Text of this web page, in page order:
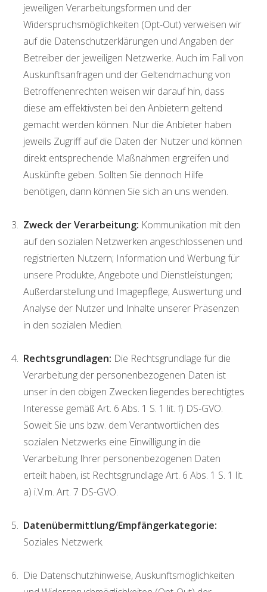
jeweiligen Verarbeitungsformen und der
Widerspruchsmöglichkeiten (Opt-Out) verweisen wir
auf die Datenschutzerklärungen und Angaben der
Betreiber der jeweiligen Netzwerke. Auch im Fall von
Auskunftsanfragen und der Geltendmachung von
Betroffenenrechten weisen wir darauf hin, dass
diese am effektivsten bei den Anbietern geltend
gemacht werden können. Nur die Anbieter haben
jeweils Zugriff auf die Daten der Nutzer und können
direkt entsprechende Maßnahmen ergreifen und
Auskünfte geben. Sollten Sie dennoch Hilfe
benötigen, dann können Sie sich an uns wenden.
Zweck der Verarbeitung: Kommunikation mit den
auf den sozialen Netzwerken angeschlossenen und
registrierten Nutzern; Information und Werbung für
unsere Produkte, Angebote und Dienstleistungen;
Außerdarstellung und Imagepflege; Auswertung und
Analyse der Nutzer und Inhalte unserer Präsenzen
in den sozialen Medien.
Rechtsgrundlagen: Die Rechtsgrundlage für die
Verarbeitung der personenbezogenen Daten ist
unser in den obigen Zwecken liegendes berechtigtes
Interesse gemäß Art. 6 Abs. 1 S. 1 lit. f) DS-GVO.
Soweit Sie uns bzw. dem Verantwortlichen des
sozialen Netzwerks eine Einwilligung in die
Verarbeitung Ihrer personenbezogenen Daten
erteilt haben, ist Rechtsgrundlage Art. 6 Abs. 1 S. 1 lit.
a) i.V.m. Art. 7 DS-GVO.
Datenübermittlung/Empfängerkategorie:
Soziales Netzwerk.
Die Datenschutzhinweise, Auskunftsmöglichkeiten